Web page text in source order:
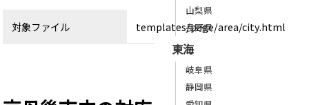
対象ファイル templates/page/area/city.html
山梨県
長野県
東海
岐阜県
静岡県